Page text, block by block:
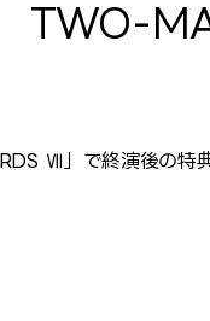
TWO-
Ⅶ」で終演後の特典